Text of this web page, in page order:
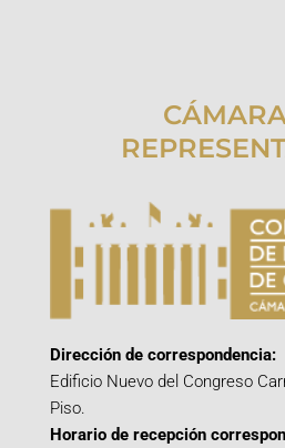
Dirección de correspondencia:
Edificio Nuevo del Congreso
Piso.
Horario de recepción